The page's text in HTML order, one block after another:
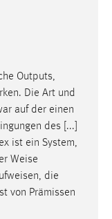
Outputs,
Die Art und
auf der einen
des [...]
ist ein System,
Weise
die
von Prämissen